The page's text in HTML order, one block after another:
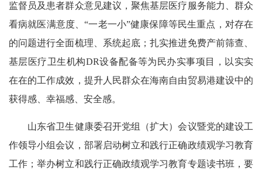
监督员及患者群众意见建议，聚焦基层医疗服务能力、群众
看病就医满意度、“一老一小”健康保障等民生重点，对存在
的问题进行全面梳理、系统起底；扎实推进免费产前筛查、
基层医疗卫生机构DR设备配备等为民办实事项目，以实实
在在的工作成效，提升人民群众在海南自由贸易港建设中的
获得感、幸福感、安全感。
山东省卫生健康委召开党组（扩大）会议暨党的建设工
作领导小组会议，部署启动树立和践行正确政绩观学习教育
工作；举办树立和践行正确政绩观学习教育专题读书班，要